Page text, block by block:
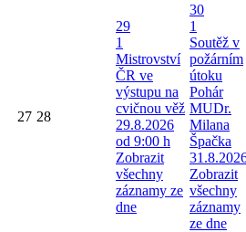
27 28
29
1
Mistrovství
ČR ve
výstupu na
cvičnou věž
29.8.2026
od 9:00 h
Zobrazit
všechny
záznamy ze
dne
30
1
Soutěž v
požárním
útoku
Pohár
MUDr.
Milana
Špačka
Zobrazit
všechny
záznamy
ze dne